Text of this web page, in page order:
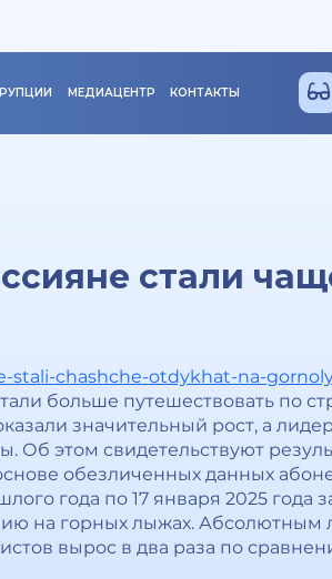
МЕДИАЦЕНТР КОНТАКТЫ
стали
stali-chashche-otdykhat-na-
больше путешествовать по
значительный рост, а
этом свидетельствуют
обезличенных данных
года по 17 января 2025 года
на горных лыжах. Абсолютным
вырос в два раза по